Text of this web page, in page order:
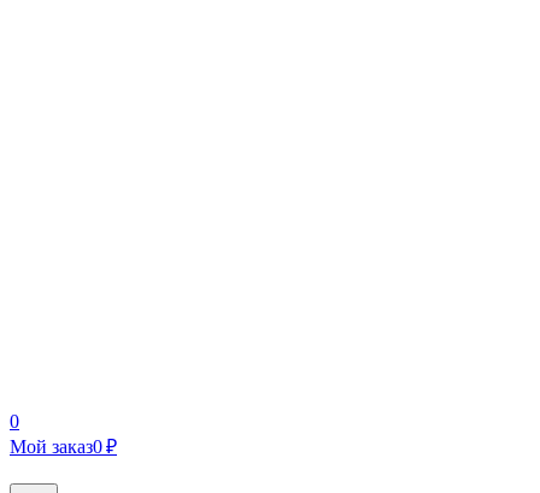
0
Мой заказ0 ₽